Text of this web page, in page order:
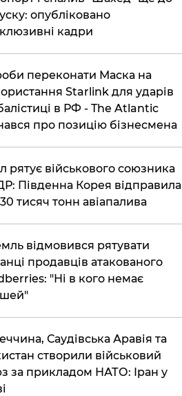
опубліковано
кадри
переконати Маска на
Starlink для ударів
в РФ - The Atlantic
про позицію бізнесмена
рятує військового союзника
Південна Корея відправила
тисяч тонн авіапалива
відмовився рятувати
продавців атакованого
"Ні в кого немає
Саудівська Аравія та
створили військовий
за прикладом НАТО: Іран у